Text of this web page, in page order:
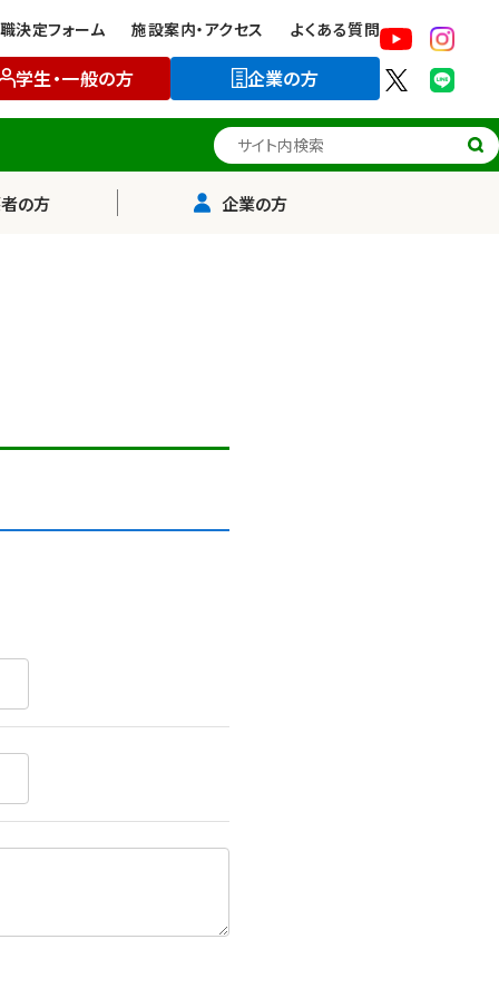
決定フォーム 施設案内・アクセス よくある質問
学生・一般の方 企業の方
サイト内検索
の方 企業の方